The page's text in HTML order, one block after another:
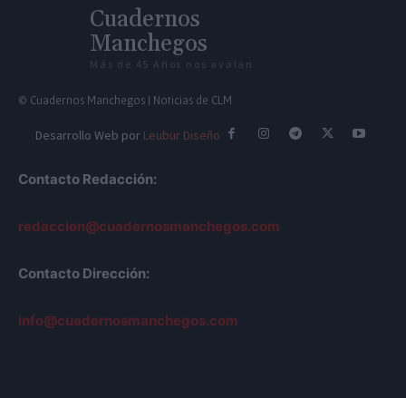
Cuadernos
Manchegos
Más de 45 Años nos avalan
© Cuadernos Manchegos | Noticias de CLM
Desarrollo Web por Leubur Diseño
Contacto Redacción:
redaccion@cuadernosmanchegos.com
Contacto Dirección:
info@cuadernosmanchegos.com